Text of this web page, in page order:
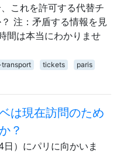
これを許可する代替チ
注：矛盾する情報を見
間は本当にわかりませ
tickets
paris
は現在訪問のため
？
）にパリに向かいま